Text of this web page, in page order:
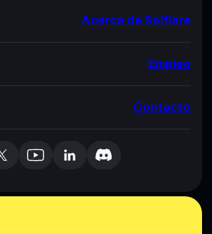
Acerca de Solflare
Empleo
Contacto